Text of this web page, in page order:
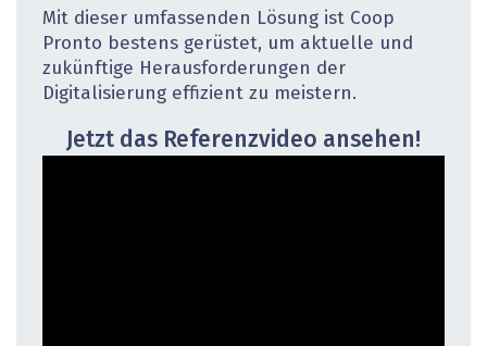
Mit dieser umfassenden Lösung ist Coop
Pronto bestens gerüstet, um aktuelle und
zukünftige Herausforderungen der
Digitalisierung effizient zu meistern.
Jetzt das Referenzvideo ansehen!